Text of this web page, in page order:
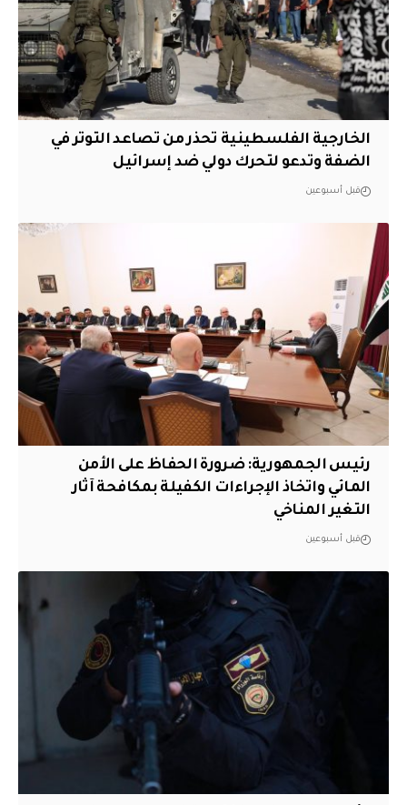
الخارجية الفلسطينية تحذر من تصاعد التوتر في
الضفة وتدعو لتحرك دولي ضد إسرائيل
قبل أسبوعين
رئيس الجمهورية: ضرورة الحفاظ على الأمن
المائي واتخاذ الإجراءات الكفيلة بمكافحة آثار
التغير المناخي
قبل أسبوعين